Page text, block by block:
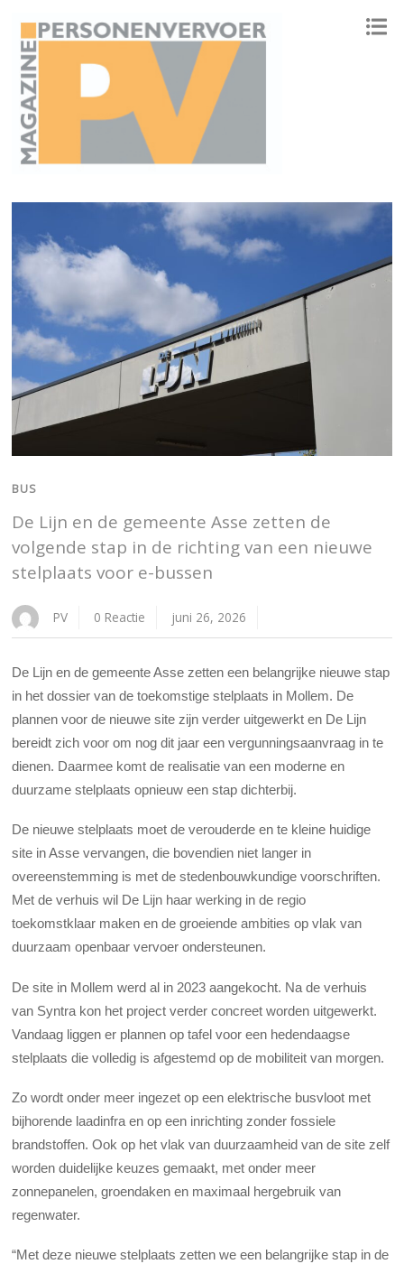
BUS
De Lijn en de gemeente Asse zetten de
volgende stap in de richting van een nieuwe
stelplaats voor e-bussen
PV 0 Reactie juni 26, 2026
De Lijn en de gemeente Asse zetten een belangrijke nieuwe stap
in het dossier van de toekomstige stelplaats in Mollem. De
plannen voor de nieuwe site zijn verder uitgewerkt en De Lijn
bereidt zich voor om nog dit jaar een vergunningsaanvraag in te
dienen. Daarmee komt de realisatie van een moderne en
duurzame stelplaats opnieuw een stap dichterbij.
De nieuwe stelplaats moet de verouderde en te kleine huidige
site in Asse vervangen, die bovendien niet langer in
overeenstemming is met de stedenbouwkundige voorschriften.
Met de verhuis wil De Lijn haar werking in de regio
toekomstklaar maken en de groeiende ambities op vlak van
duurzaam openbaar vervoer ondersteunen.
De site in Mollem werd al in 2023 aangekocht. Na de verhuis
van Syntra kon het project verder concreet worden uitgewerkt.
Vandaag liggen er plannen op tafel voor een hedendaagse
stelplaats die volledig is afgestemd op de mobiliteit van morgen.
Zo wordt onder meer ingezet op een elektrische busvloot met
bijhorende laadinfra en op een inrichting zonder fossiele
brandstoffen. Ook op het vlak van duurzaamheid van de site zelf
worden duidelijke keuzes gemaakt, met onder meer
zonnepanelen, groendaken en maximaal hergebruik van
regenwater.
“Met deze nieuwe stelplaats zetten we een belangrijke stap in de